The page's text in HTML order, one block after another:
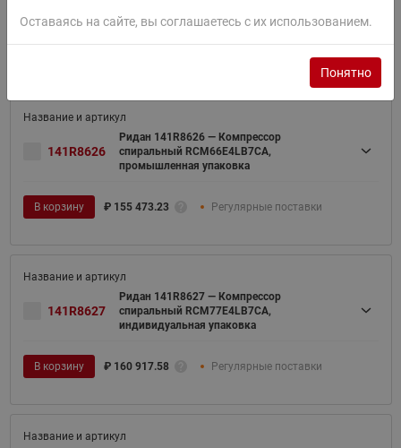
В корзину ₽ 159 918.54 Заказная позиция
141R8626
Ридан 141R8626 — Компрессор
спиральный RCM66E4LB7CA,
промышленная упаковка
В корзину ₽ 155 473.23 Регулярные поставки
141R8627
Ридан 141R8627 — Компрессор
спиральный RCM77E4LB7CA,
индивидуальная упаковка
В корзину ₽ 160 917.58 Регулярные поставки
Оставаясь на сайте, вы соглашаетесь с их использованием.
Понятно